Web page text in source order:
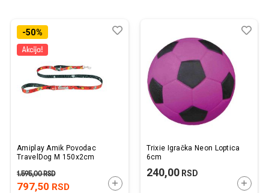
-50%
Amiplay Amik Povodac
TravelDog M 150x2cm
797,50 RSD
1.595,00RSD
DODAJTE U KORPU
Dodaj
Uporedi
Trixie Igračka Neon Loptica
6cm
240,00RSD